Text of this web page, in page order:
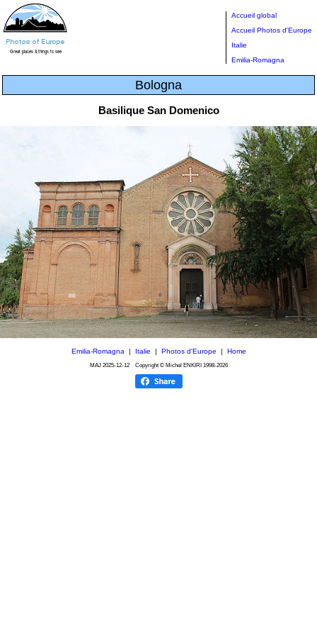
Accueil global
Accueil Photos d'Europe
Italie
Emilia-Romagna
Bologna
Basilique San Domenico
Emilia-Romagna | Italie | Photos d'Europe | Home
MAJ 2025-12-12Copyright © Michel ENKIRI 1998-2026